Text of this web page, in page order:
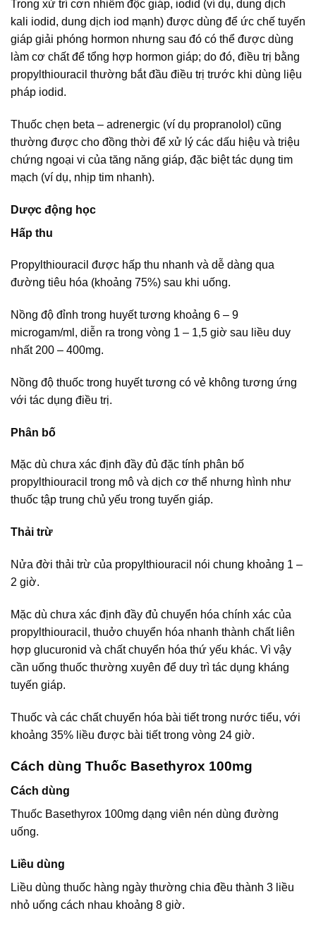
Trong xử trí cơn nhiễm độc giáp, iodid (ví dụ, dung dịch
kali iodid, dung dịch iod mạnh) được dùng để ức chế tuyến
giáp giải phóng hormon nhưng sau đó có thể được dùng
làm cơ chất để tổng hợp hormon giáp; do đó, điều trị bằng
propylthiouracil thường bắt đầu điều trị trước khi dùng liệu
pháp iodid.
Thuốc chẹn beta – adrenergic (ví dụ propranolol) cũng
thường được cho đồng thời để xử lý các dấu hiệu và triệu
chứng ngoại vi của tăng năng giáp, đặc biệt tác dụng tim
mạch (ví dụ, nhịp tim nhanh).
Dược động học
Hấp thu
Propylthiouracil được hấp thu nhanh và dễ dàng qua
đường tiêu hóa (khoảng 75%) sau khi uống.
Nồng độ đỉnh trong huyết tương khoảng 6 – 9
microgam/ml, diễn ra trong vòng 1 – 1,5 giờ sau liều duy
nhất 200 – 400mg.
Nồng độ thuốc trong huyết tương có vẻ không tương ứng
với tác dụng điều trị.
Phân bố
Mặc dù chưa xác định đầy đủ đặc tính phân bố
propylthiouracil trong mô và dịch cơ thể nhưng hình như
thuốc tập trung chủ yếu trong tuyến giáp.
Thải trừ
Nửa đời thải trừ của propylthiouracil nói chung khoảng 1 –
2 giờ.
Mặc dù chưa xác định đầy đủ chuyển hóa chính xác của
propylthiouracil, thuởo chuyển hóa nhanh thành chất liên
hợp glucuronid và chất chuyển hóa thứ yếu khác. Vì vậy
cần uống thuốc thường xuyên để duy trì tác dụng kháng
tuyến giáp.
Thuốc và các chất chuyển hóa bài tiết trong nước tiểu, với
khoảng 35% liều được bài tiết trong vòng 24 giờ.
Cách dùng Thuốc Basethyrox 100mg
Cách dùng
Thuốc Basethyrox 100mg dạng viên nén dùng đường
uống.
Liều dùng
Liều dùng thuốc hàng ngày thường chia đều thành 3 liều
nhỏ uống cách nhau khoảng 8 giờ.